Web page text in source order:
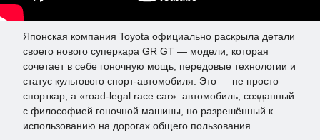
Японская компания Toyota официально раскрыла детали
своего нового суперкара GR GT — модели, которая
сочетает в себе гоночную мощь, передовые технологии и
статус культового спорт-автомобиля. Это — не просто
спорткар, а «road-legal race car»: автомобиль, созданный
с философией гоночной машины, но разрешённый к
использованию на дорогах общего пользования.